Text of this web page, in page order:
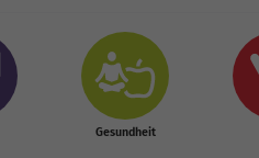
Gesundheit